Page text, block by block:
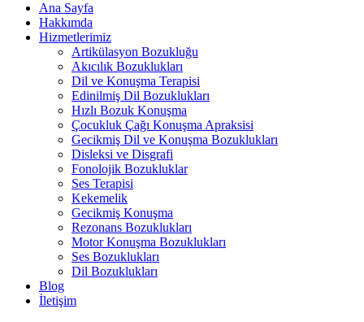
Ana Sayfa
Hakkımda
Hizmetlerimiz
Artikülasyon Bozukluğu
Akıcılık Bozuklukları
Dil ve Konuşma Terapisi
Edinilmiş Dil Bozuklukları
Hızlı Bozuk Konuşma
Çocukluk Çağı Konuşma Apraksisi
Gecikmiş Dil ve Konuşma Bozuklukları
Disleksi ve Disgrafi
Fonolojik Bozukluklar
Ses Terapisi
Kekemelik
Gecikmiş Konuşma
Rezonans Bozuklukları
Motor Konuşma Bozuklukları
Ses Bozuklukları
Dil Bozuklukları
Blog
İletişim